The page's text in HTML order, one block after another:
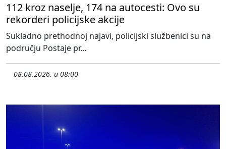
112 kroz naselje, 174 na autocesti: Ovo su
rekorderi policijske akcije
Sukladno prethodnoj najavi, policijski službenici su na
području Postaje pr...
08.08.2026. u 08:00